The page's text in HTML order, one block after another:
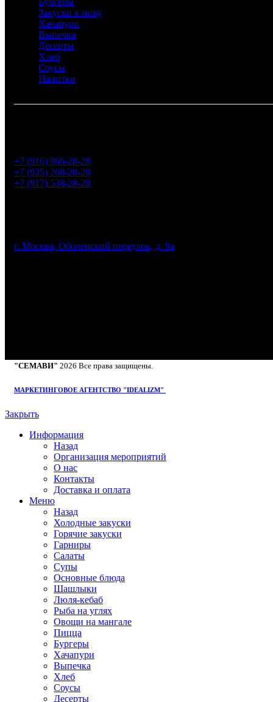
Закуски к пиву
Хачапури
Выпечка
Десерты
Хлеб
Соусы
Напитки
+7 (916) 966-28-28
+7 (925) 268-28-28
+7 (917) 538-28-28
г. Москва, Оболенский переулок, д. 9а
"СЕМАВИ" 2026 Все права защищены.
МАРКЕТИНГОВОЕ АГЕНТСТВО "IDEALIZM"
Закрыть
Информация
Назад
Организация мероприятий
О нас
Контакты
Доставка и оплата
Меню
Назад
Холодные закуски
Горячие закуски
Гарниры
Салаты
Супы
Основные блюда
Шашлыки
Люля-кебаб
Рыба на углях
Овощи на мангале
Пицца
Бургеры
Хачапури
Выпечка
Хлеб
Соусы
Десерты